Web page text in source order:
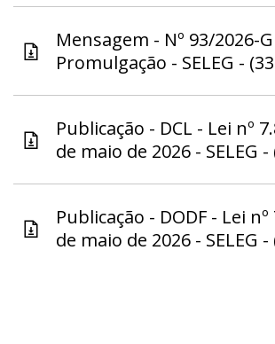
Mensagem - Nº 93/2026-
Promulgação - SELEG -
Publicação - DCL - Lei nº
de maio de 2026 - SELEG -
Publicação - DODF - Lei
de maio de 2026 - SELEG -